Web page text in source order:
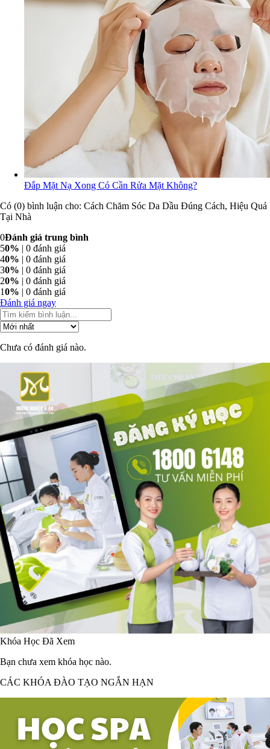
Đắp Mặt Nạ Xong Có Cần Rửa Mặt Không?
Có (0) bình luận cho: Cách Chăm Sóc Da Dầu Đúng Cách, Hiệu Quả
Tại Nhà
0Đánh giá trung bình
50% | 0 đánh giá
40% | 0 đánh giá
30% | 0 đánh giá
20% | 0 đánh giá
10% | 0 đánh giá
Đánh giá ngay
Chưa có đánh giá nào.
Khóa Học Đã Xem
Bạn chưa xem khóa học nào.
CÁC KHÓA ĐÀO TẠO NGẮN HẠN